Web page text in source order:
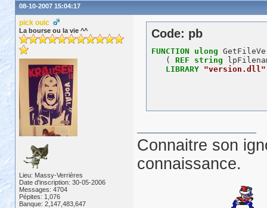
08-10-2007 15:04:17
pick ouic
La bourse ou la vie ^^
Lieu: Massy-Verrières
Date d'inscription: 30-05-2006
Messages: 4704
Pépites: 1,076
Banque: 2,147,483,647
Code: pb
FUNCTION ulong
   (
REF string
LIBRARY "version.dll"
Connaitre son
connaissance.